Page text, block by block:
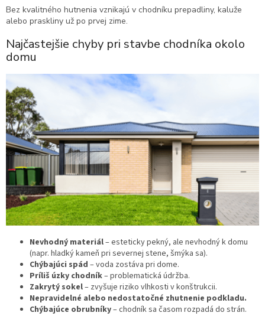
Bez kvalitného hutnenia vznikajú v chodníku prepadliny, kaluže
alebo praskliny už po prvej zime.
Najčastejšie chyby pri stavbe chodníka okolo
domu
Nevhodný materiál– esteticky pekný, ale nevhodný k domu
(napr. hladký kameň pri severnej stene, šmýka sa).
Chýbajúci spád – voda zostáva pri dome.
Príliš úzky chodník– problematická údržba.
Zakrytý sokel– zvyšuje riziko vlhkosti v konštrukcii.
Nepravidelné alebo nedostatočné zhutnenie podkladu.
Chýbajúce obrubníky– chodník sa časom rozpadá do strán.